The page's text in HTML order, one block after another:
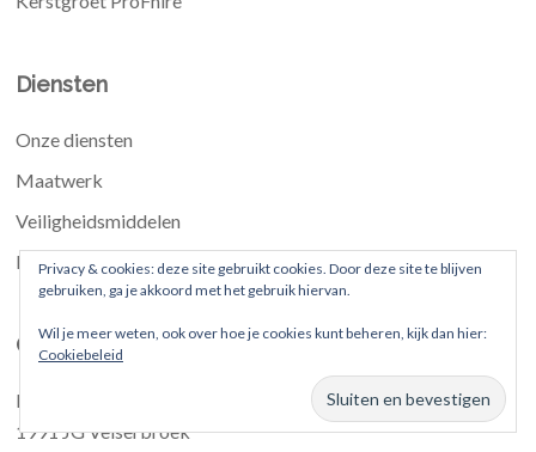
Diensten
Onze diensten
Maatwerk
Veiligheidsmiddelen
Risicomanagement
Contact
Mandenmakerstraat 15
1991 JG Velserbroek
Privacy & cookies: deze site gebruikt cookies. Door deze site te blijven
gebruiken, ga je akkoord met het gebruik hiervan.
Wil je meer weten, ook over hoe je cookies kunt beheren, kijk dan hier:
Cookiebeleid